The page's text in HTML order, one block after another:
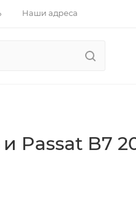
Наши адреса
Passat B7